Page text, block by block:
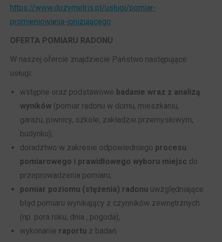
https://www.dozymetris.pl/usługi/pomiar-
promieniowania-jonizującego
OFERTA POMIARU RADONU
W naszej ofercie znajdziecie Państwo następujące
usługi:
wstępne oraz podstawowe badanie wraz z analizą
wyników (pomiar radonu w domu, mieszkaniu,
garażu, piwnicy, szkole, zakładzie przemysłowym,
budynku);
doradztwo w zakresie odpowiedniego procesu
pomiarowego i prawidłowego wyboru miejsc do
przeprowadzenia pomiaru;
pomiar poziomu (stężenia) radonu uwzględniające
błąd pomiaru wynikający z czynników zewnętrznych
(np. pora roku, dnia , pogoda);
wykonanie raportu z badań.